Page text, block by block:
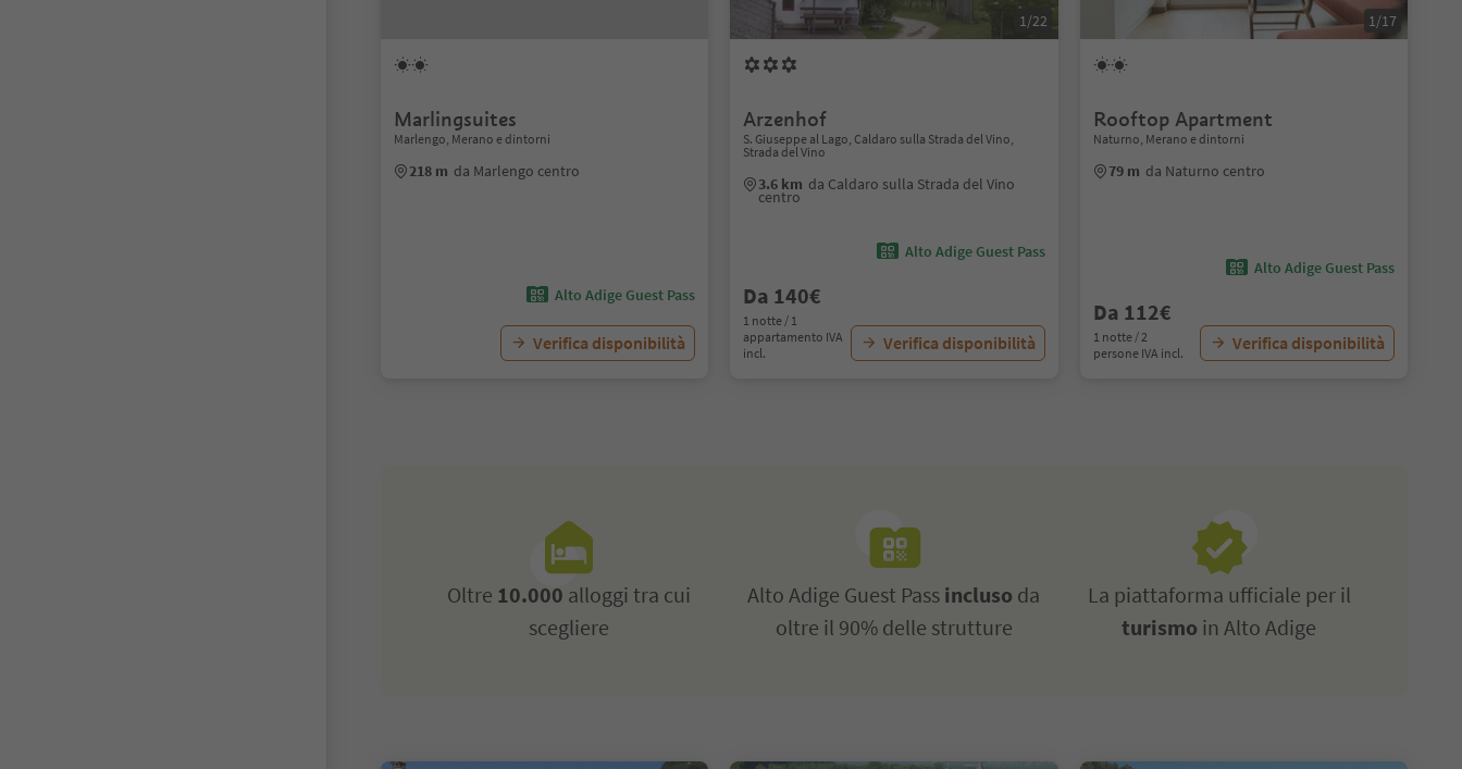
Marlingsuites
Marlengo, Merano e dintorni
218 m da Marlengo centro
Alto Adige Guest Pass
Verifica disponibilità
1/22
Arzenhof
S. Giuseppe al Lago, Caldaro sulla Strada del Vino,
Strada del Vino
3.6 km da Caldaro sulla Strada del Vino
centro
Alto Adige Guest Pass
Da 140€
1 notte / 1
appartamento IVA
incl.
Verifica disponibilità
1/17
Rooftop Apartment
Naturno, Merano e dintorni
79 m da Naturno centro
Alto Adige Guest Pass
Da 112€
1 notte / 2
persone IVA incl.
Verifica disponibilità
Oltre 10.000 alloggi tra cui
scegliere
Alto Adige Guest Pass incluso da
oltre il 90% delle strutture
La piattaforma ufficiale per il
turismo in Alto Adige